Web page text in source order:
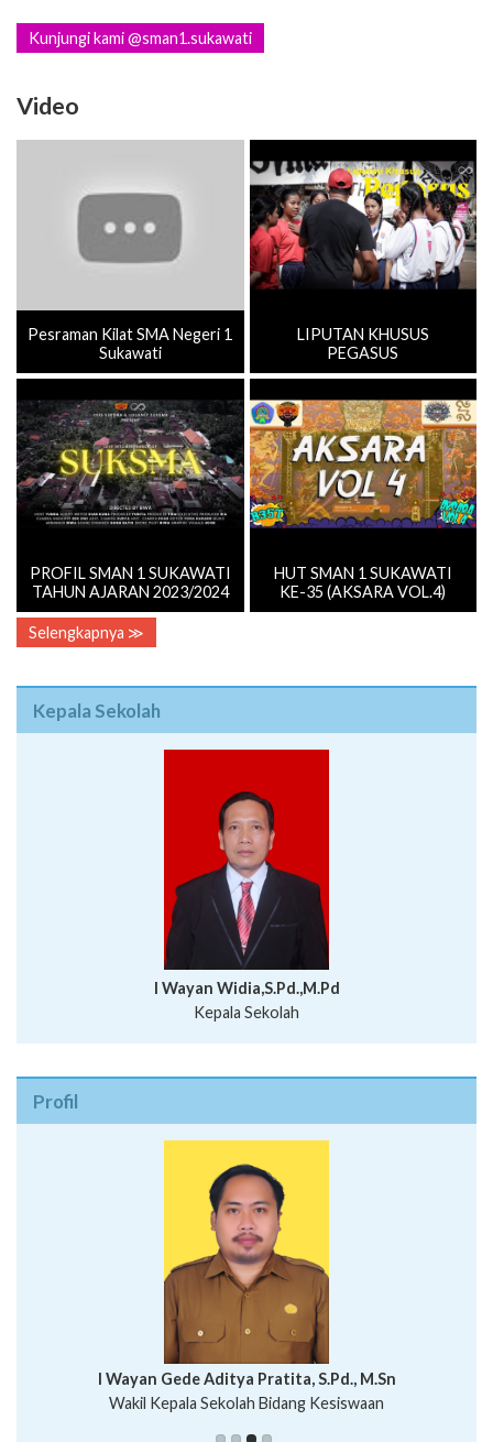
Kunjungi kami @sman1.sukawati
Video
Pesraman Kilat SMA Negeri 1
Sukawati
LIPUTAN KHUSUS
PEGASUS
PROFIL SMAN 1 SUKAWATI
TAHUN AJARAN 2023/2024
HUT SMAN 1 SUKAWATI
KE-35 (AKSARA VOL.4)
Selengkapnya ≫
Kepala Sekolah
I Wayan Widia,S.Pd.,M.Pd
Kepala Sekolah
Profil
Putu Suhartana, S.Pd.
I Wayan Bawa Parmita, S.Pd
I Wayan Gede Aditya Pratita, S.Pd., M.Sn
Wakil Kepala Sekolah Bidang Kesiswaan
Ni Wayan Nopi Sutantri, S.Pd.